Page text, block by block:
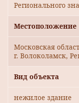
Регионального
Местоположение
Московская
г. Волоколамск,
Вид объекта
нежилое здание